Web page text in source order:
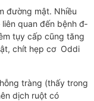
đ­­­ường mật. Nhiều
quan đến bệnh đ­­­
tụy cấp cũng tăng
chít hẹp cơ Oddi
tràng (thấy trong
dịch ruột có